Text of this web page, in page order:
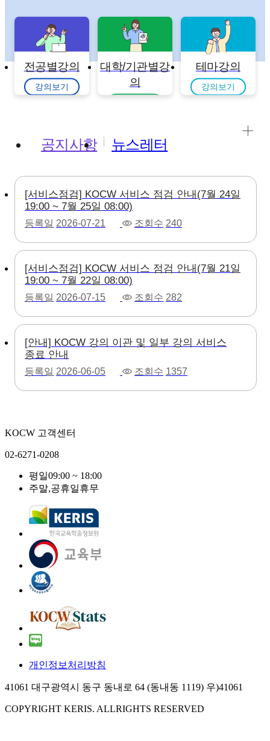
전공별강의
강의보기
대학/기관별강
의
테마강의
강의보기
공지사항 뉴스레터
[서비스점검] KOCW 서비스 점검 안내(7월 24일
19:00 ~ 7월 25일 08:00)
등록일 2026-07-21 조회수 240
[서비스점검] KOCW 서비스 점검 안내(7월 21일
19:00 ~ 7월 22일 08:00)
등록일 2026-07-15 조회수 282
[안내] KOCW 강의 이관 및 일부 강의 서비스
종료 안내
등록일 2026-06-05 조회수 1357
KOCW 고객센터
02-6271-0208
평일09:00 ~ 18:00
주말,공휴일휴무
개인정보처리방침
41061 대구광역시 동구 동내로 64 (동내동 1119) 우)41061
COPYRIGHT KERIS. ALLRIGHTS RESERVED